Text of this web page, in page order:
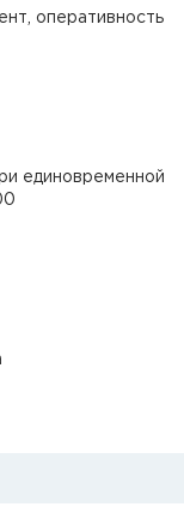
оперативность
единовременной